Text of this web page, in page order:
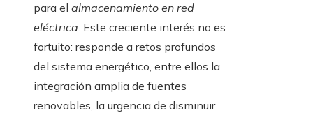
para el almacenamiento en red
eléctrica. Este creciente interés no es
fortuito: responde a retos profundos
del sistema energético, entre ellos la
integración amplia de fuentes
renovables, la urgencia de disminuir